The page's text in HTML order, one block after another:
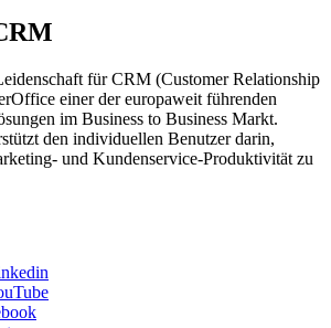
für CRM (Customer Relationship
einer der europaweit führenden
im Business to Business Markt.
den individuellen Benutzer darin,
und Kundenservice-Produktivität zu